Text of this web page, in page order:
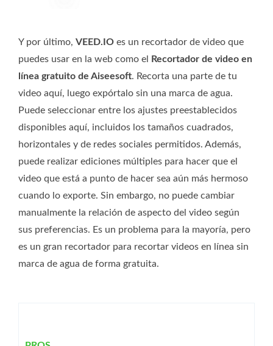
Y por último, VEED.IO es un recortador de video que
puedes usar en la web como el
Recortador de video en
línea gratuito de Aiseesoft. Recorta una parte de tu
video aquí, luego expórtalo sin una marca de agua.
Puede seleccionar entre los ajustes preestablecidos
disponibles aquí, incluidos los tamaños cuadrados,
horizontales y de redes sociales permitidos. Además,
puede realizar ediciones múltiples para hacer que el
video que está a punto de hacer sea aún más hermoso
cuando lo exporte. Sin embargo, no puede cambiar
manualmente la relación de aspecto del video según
sus preferencias. Es un problema para la mayoría, pero
es un gran recortador para recortar videos en línea sin
marca de agua de forma gratuita.